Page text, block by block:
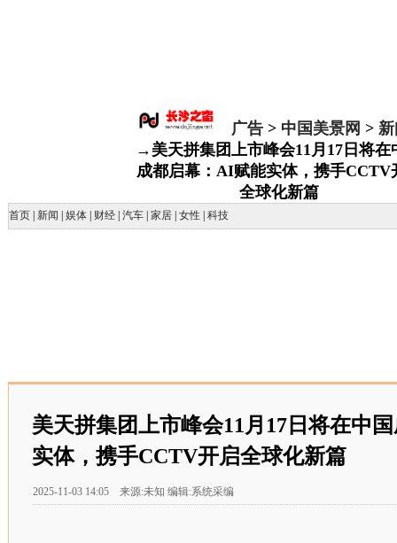
广告> 中国美景网 >
→美天拼集团上市峰会11月17日将在
成都启幕：AI赋能实体，携手CCTV
全球化新篇
首页 新闻 娱体 财经 汽车 家居 女性 科技
美天拼集团上市峰会11月17日将在中
实体，携手CCTV开启全球化新篇
2025-11-03 14:05 来源:未知 编辑:系统采编